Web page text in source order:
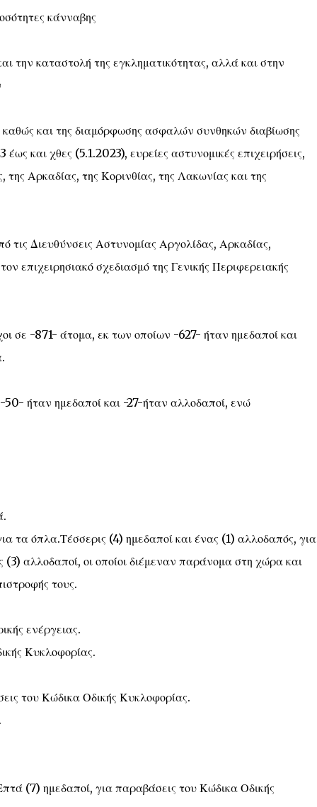
κάνναβης
την καταστολή της εγκληματικότητας, αλλά και στην
καθώς και της διαμόρφωσης ασφαλών συνθηκών διαβίωσης
και χθες (5.1.2023), ευρείες αστυνομικές επιχειρήσεις,
της Αρκαδίας, της Κορινθίας, της Λακωνίας και της
τις Διευθύνσεις Αστυνομίας Αργολίδας, Αρκαδίας,
επιχειρησιακό σχεδιασμό της Γενικής Περιφερειακής
σε -871- άτομα, εκ των οποίων -627- ήταν ημεδαποί και
ήταν ημεδαποί και -27-ήταν αλλοδαποί, ενώ
τα όπλα.Τέσσερις (4) ημεδαποί και ένας (1) αλλοδαπός, για
αλλοδαποί, οι οποίοι διέμεναν παράνομα στη χώρα και
τους.
ενέργειας.
Κυκλοφορίας.
του Κώδικα Οδικής Κυκλοφορίας.
(7) ημεδαποί, για παραβάσεις του Κώδικα Οδικής